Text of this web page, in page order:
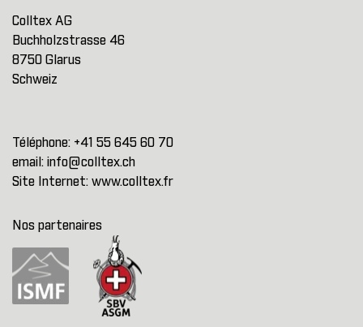
Colltex AG
Buchholzstrasse 46
8750 Glarus
Schweiz
Téléphone: +41 55 645 60 70
email: info@colltex.ch
Site Internet: www.colltex.fr
Nos partenaires